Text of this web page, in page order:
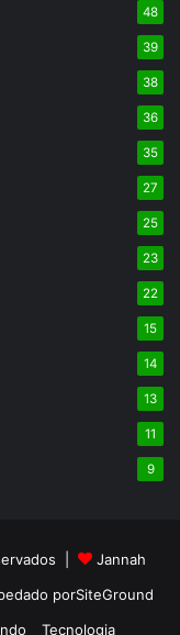
48
39
38
36
35
27
25
23
22
15
14
13
11
9
|
Jannah
porSiteGround
Tecnologia